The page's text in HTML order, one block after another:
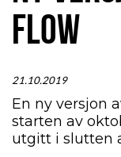
FLOW
21.10.2019
En ny versjon
starten av
utgitt i slutten